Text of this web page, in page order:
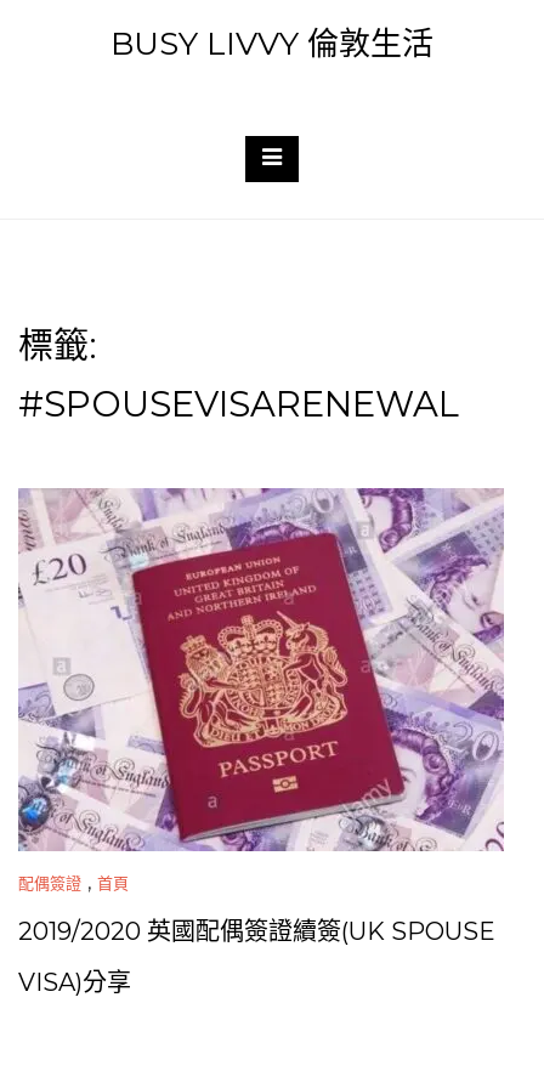
BUSY LIVVY 倫敦生活
標籤:
#SPOUSEVISARENEWAL
配偶簽證 , 首頁
2019/2020 英國配偶簽證續簽(UK SPOUSE
VISA)分享